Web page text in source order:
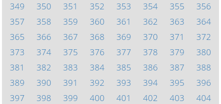
349
350 351 352 353 354 355
356
357
358 359 360 361 362 363
364
365
366 367 368 369 370 371
372
373
374 375 376 377 378 379
380
381
382 383 384 385 386 387
388
389
390 391 392 393 394 395
396
397
398 399 400 401 402 403
404